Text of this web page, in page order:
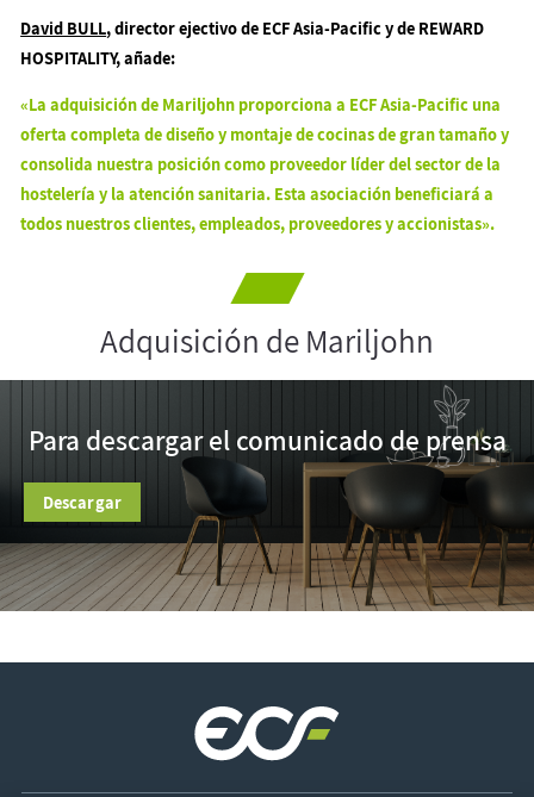
David BULL, director ejectivo de ECF Asia-Pacific y de REWARD
HOSPITALITY, añade:
«La adquisición de Mariljohn proporciona a ECF Asia-Pacific una
oferta completa de diseño y montaje de cocinas de gran tamaño y
consolida nuestra posición como proveedor líder del sector de la
hostelería y la atención sanitaria. Esta asociación beneficiará a
todos nuestros clientes, empleados, proveedores y accionistas».
Adquisición de Mariljohn
Para descargar el comunicado de prensa
Descargar